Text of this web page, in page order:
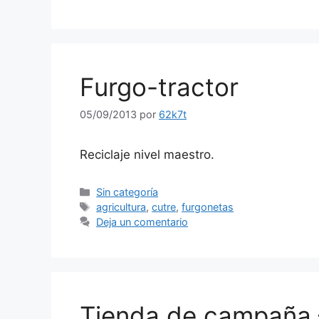
Furgo-tractor
05/09/2013 por 62k7t
Reciclaje nivel maestro.
Categorías
Sin categoría
Etiquetas
agricultura,cutre,furgonetas
Deja un comentario